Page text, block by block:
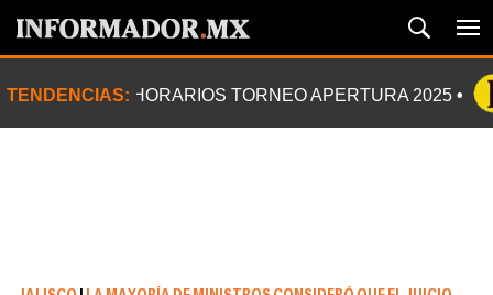
TENDENCIAS: HORARIOS TORNEO APERTURA 2025